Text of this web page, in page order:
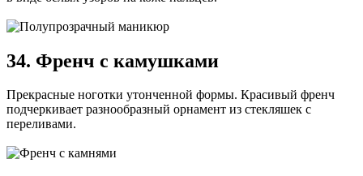
34. Френч с камушками
Прекрасные ноготки утонченной формы. Красивый френч
подчеркивает разнообразный орнамент из стекляшек с
переливами.